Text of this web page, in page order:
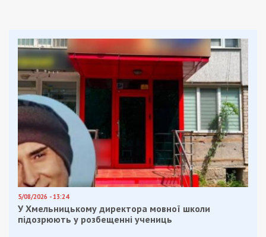
5/08/2026 - 13:24
У Хмельницькому директора мовної школи
підозрюють у розбещенні учениць